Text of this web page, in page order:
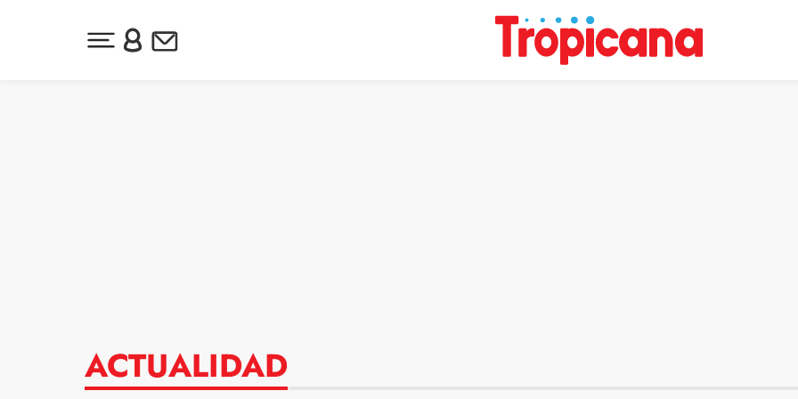
Desplegar menú principal
Inicia sesión o regístrate
Newsletter
ACTUALIDAD